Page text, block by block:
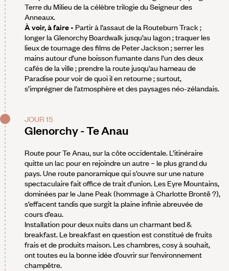
Terre du Milieu de la célèbre trilogie du Seigneur des
Anneaux.
À voir, à faire - Partir à l’assaut de la Routeburn Track ;
longer la Glenorchy Boardwalk jusqu’au lagon ; traquer les
lieux de tournage des films de Peter Jackson ; serrer les
mains autour d’une boisson fumante dans l’un des deux
cafés de la ville ; prendre la route jusqu’au hameau de
Paradise pour voir de quoi il en retourne ; surtout,
s’imprégner de l’atmosphère et des paysages néo-zélandais.
JOUR 15
Glenorchy - Te Anau
Route pour Te Anau, sur la côte occidentale. L’itinéraire
quitte un lac pour en rejoindre un autre – le plus grand du
pays. Une route panoramique qui s’ouvre sur une nature
spectaculaire fait office de trait d’union. Les Eyre Mountains,
dominées par le Jane Peak (hommage à Charlotte Brontë ?),
s’effacent tandis que surgit la plaine infinie abreuvée de
cours d’eau.
Installation pour deux nuits dans un charmant bed &
breakfast. Le breakfast en question est constitué de fruits
frais et de produits maison. Les chambres, cosy à souhait,
ont toutes eu la bonne idée d’ouvrir sur l’environnement
champêtre.